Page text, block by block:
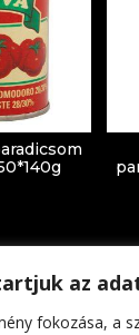
az
fokozása, a